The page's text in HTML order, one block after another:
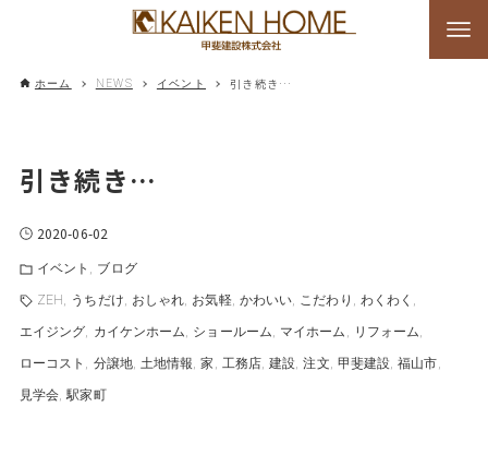
ホーム NEWS イベント 引き続き…
引き続き…
2020-06-02
イベント ブログ
ZEH うちだけ おしゃれ お気軽 かわいい こだわり わくわく
エイジング カイケンホーム ショールーム マイホーム リフォーム
ローコスト 分譲地 土地情報 家 工務店 建設 注文 甲斐建設 福山市
見学会 駅家町